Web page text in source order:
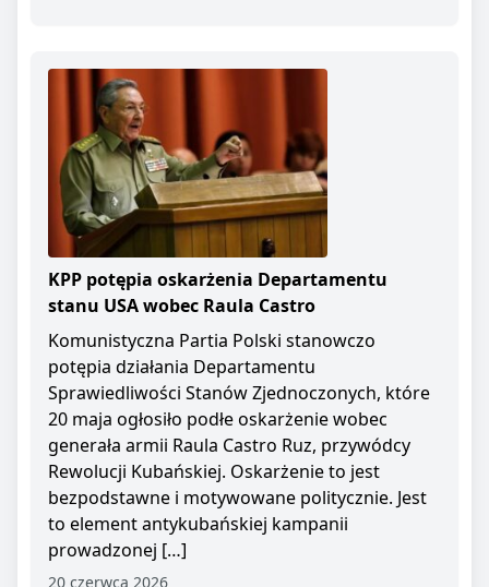
KPP potępia oskarżenia Departamentu
stanu USA wobec Raula Castro
Komunistyczna Partia Polski stanowczo
potępia działania Departamentu
Sprawiedliwości Stanów Zjednoczonych, które
20 maja ogłosiło podłe oskarżenie wobec
generała armii Raula Castro Ruz, przywódcy
Rewolucji Kubańskiej. Oskarżenie to jest
bezpodstawne i motywowane politycznie. Jest
to element antykubańskiej kampanii
prowadzonej […]
20 czerwca 2026